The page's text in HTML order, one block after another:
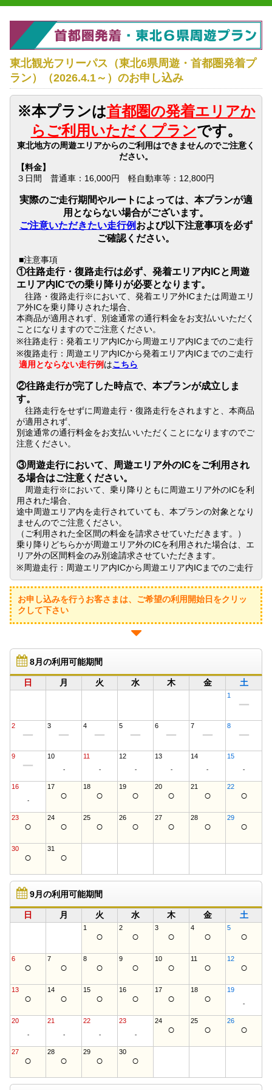
東北観光フリーパス（東北6県周遊・首都圏発着プ
ラン）（2026.4.1～） のお申し込み
※本プランは首都圏の発着エリアか
らご利用いただくプランです。
東北地方の周遊エリアからのご利用はできませんのでご注意く
ださい。
【料金】
３日間 普通車：16,000円 軽自動車等：12,800円
実際のご走行期間やルートによっては、本プランが適
用とならない場合がございます。
ご注意いただきたい走行例 および以下注意事項を必ず
ご確認ください。
■注意事項
①往路走行・復路走行は必ず、発着エリア内 ICと周遊
エリア内 ICでの乗り降りが必要となります。
往路・復路走行※において、発着エリア外ICまたは周遊エリ
ア外ICを乗り降りされた場合、
本商品が適用されず、 別途通常の通行料金をお支払いいただく
ことになりますのでご注意ください。
※往路走行：発着エリア内ICから周遊エリア内ICまでのご走行
※復路走行：周遊エリア内ICから発着エリア内ICまでのご走行
適用とならない走行例はこちら
②往路走行が完了した時点で、本プランが成立しま
す。
往路走行をせずに周遊走行・復路走行をされますと、本商品
が適用されず、
別途通常の通行料金をお支払いいただくことになりますのでご
注意ください。
③周遊走行において、周遊エリア外のICをご利用され
る場合はご注意ください。
周遊走行※において、乗り降りともに周遊エリア外のICを利
用された場合、
途中周遊エリア内を走行されていても、本プランの対象となり
ませんのでご注意ください。
（ご利用された全区間の料金を請求させていただきます。）
乗り降りどちらかが周遊エリア外のICを利用された場合は、エ
リア外の区間料金のみ別途請求させていただきます。
※周遊走行：周遊エリア内ICから周遊エリア内ICまでのご走行
お申し込みを行うお客さまは、ご希望の利用開始日をクリッ
クして下さい
8月の利用可能期間
日 月 火 水 木 金 土
1
ー
2
ー
3
ー
4
ー
5
ー
6
ー
7
ー
8
ー
9
ー
10
-
11
-
12
-
13
-
14
-
15
-
16
-
17
○
18
○
19
○
20
○
21
○
22
○
23
○
24
○
25
○
26
○
27
○
28
○
29
○
30
○
31
○
9月の利用可能期間
日 月 火 水 木 金 土
1
○
2
○
3
○
4
○
5
○
6
○
7
○
8
○
9
○
10
○
11
○
12
○
13
○
14
○
15
○
16
○
17
○
18
○
19
-
20
-
21
-
22
-
23
-
24
○
25
○
26
○
27
○
28
○
29
○
30
○